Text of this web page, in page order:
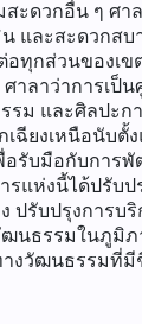
ะดวกอื่น ๆ ศา
และสะดวกสบ
อทุกส่วนของเข
าลาว่าการเป็
รม และศิลปะก
ฉียงเหนือนับตั้
รับมือกับการพั
รแห่งนี้ได้ปรับป
ปรับปรุงการบ
ฒนธรรมในภูมิ
งวัฒนธรรมที่